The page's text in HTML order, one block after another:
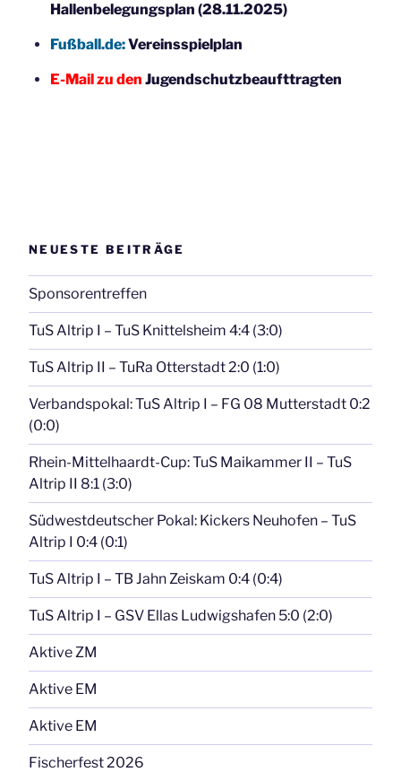
Hallenbelegungsplan (28.11.2025)
Fußball.de:Vereinsspielplan
E-Mail zu den Jugendschutzbeaufttragten
NEUESTE BEITRÄGE
Sponsorentreffen
TuS Altrip I – TuS Knittelsheim 4:4 (3:0)
TuS Altrip II – TuRa Otterstadt 2:0 (1:0)
Verbandspokal: TuS Altrip I – FG 08 Mutterstadt 0:2
(0:0)
Rhein-Mittelhaardt-Cup: TuS Maikammer II – TuS
Altrip II 8:1 (3:0)
Südwestdeutscher Pokal: Kickers Neuhofen – TuS
Altrip I 0:4 (0:1)
TuS Altrip I – TB Jahn Zeiskam 0:4 (0:4)
TuS Altrip I – GSV Ellas Ludwigshafen 5:0 (2:0)
Aktive ZM
Aktive EM
Aktive EM
Fischerfest 2026